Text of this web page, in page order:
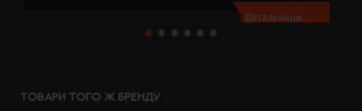
Детальніше...
ТОВАРИ ТОГО Ж БРЕНДУ